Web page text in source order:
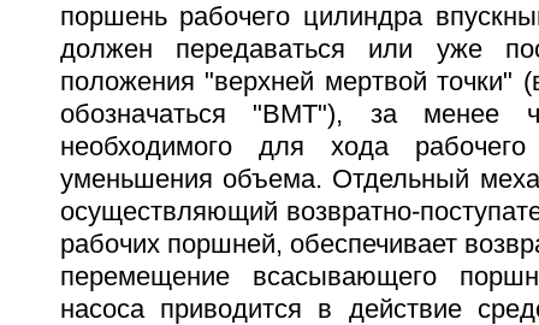
поршень рабочего цилиндра
должен передаваться или уже
положения "верхней мертвой точки"
обозначаться "ВМТ"), за менее
необходимого для хода
уменьшения объема. Отдельный
осуществляющий возвратно-
рабочих поршней, обеспечивает
перемещение всасывающего
насоса приводится в действие